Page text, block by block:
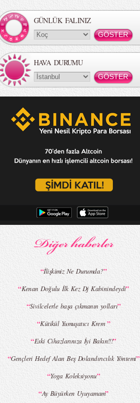
GÜNLÜK FALINIZ
HAVA DURUMU
“İlişkimiz Ne Durumda?”
“Kenan Doğulu İlk Kez Dj Kabinindeydi”
“Sivilcelerle başa çıkmanın yolları”
“Kütikül Yumuşatıcı Krem ”
“Eski Cihazlarınıza İyi Bakın!!!”
“Gençleri Hedef Alan Beş Dolandırıcılık Yöntemi”
“Yoga Koleksiyonu”
“Ay Büyürken Uyuyamam”